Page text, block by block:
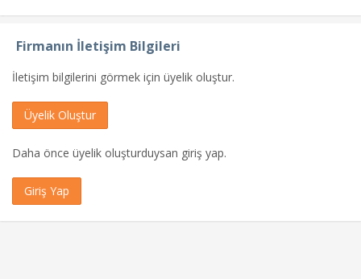
Firmanın İletişim Bilgileri
İletişim bilgilerini görmek için üyelik oluştur.
Üyelik Oluştur
Daha önce üyelik oluşturduysan giriş yap.
Giriş Yap